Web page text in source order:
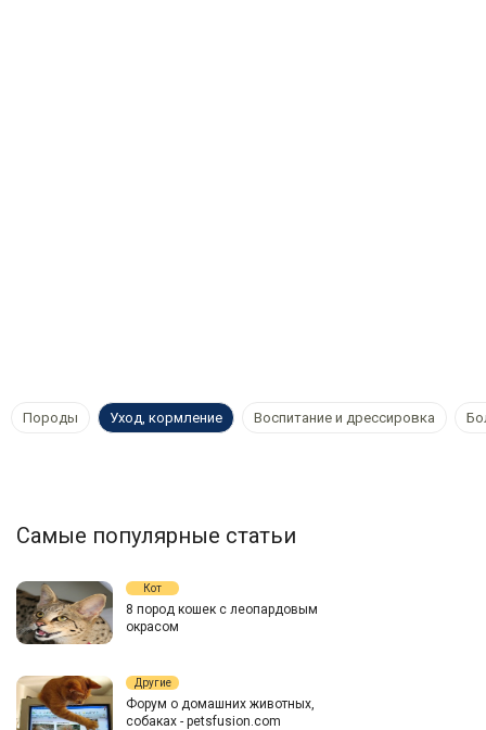
Породы Уход, кормление Воспитание и дрессировка
Самые популярные статьи
Кот
8 пород кошек с леопардовым
окрасом
Другие
Форум о домашних животных,
собаках - petsfusion.com